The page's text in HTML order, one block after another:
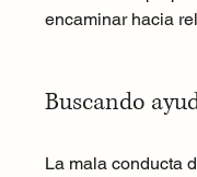
encaminar hacia
Buscando
La mala conducta